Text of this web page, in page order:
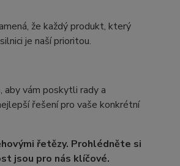
že každý produkt, který
je naší prioritou.
aby vám poskytli rady a
řešení pro vaše konkrétní
řetězy. Prohlédněte si
jsou pro nás klíčové.